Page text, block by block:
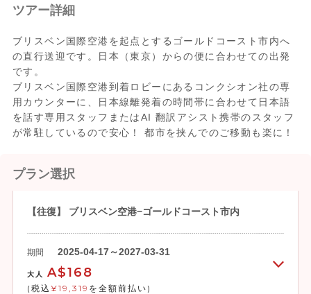
ツアー詳細
ブリスベン国際空港を起点とするゴールドコースト市内へ
の直行送迎です。日本（東京）からの便に合わせての出発
です。
ブリスベン国際空港到着ロビーにあるコンクシオン社の専
用カウンターに、日本線離発着の時間帯に合わせて日本語
を話す専用スタッフまたはAI 翻訳アシスト携帯のスタッフ
が常駐しているので安心！ 都市を挟んでのご移動も楽に！
プラン選択
【往復】 ブリスベン空港−ゴールドコースト市内
期間 2025-04-17～2027-03-31
大人 A$168
(税込 ¥19,319 を全額前払い)